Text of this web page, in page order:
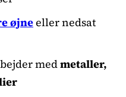
øjneeller nedsat
medmetaller,